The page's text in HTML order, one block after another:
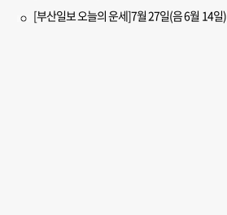
[부산일보 오늘의 운세]7월 27일(음 6월 14일)